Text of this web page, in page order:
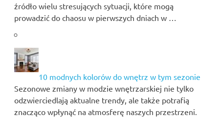
źródło wielu stresujących sytuacji, które mogą
prowadzić do chaosu w pierwszych dniach w …
10 modnych kolorów do wnętrz w tym sezonie
Sezonowe zmiany w modzie wnętrzarskiej nie tylko
odzwierciedlają aktualne trendy, ale także potrafią
znacząco wpłynąć na atmosferę naszych przestrzeni.